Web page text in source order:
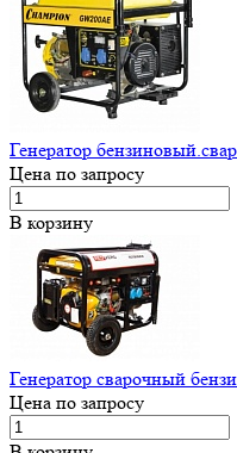
Генератор
Цена по запросу
В корзину
Генератор сварочный
Цена по запросу